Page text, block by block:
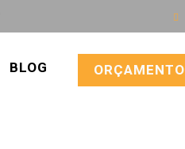
BLOG ORÇAMENTO